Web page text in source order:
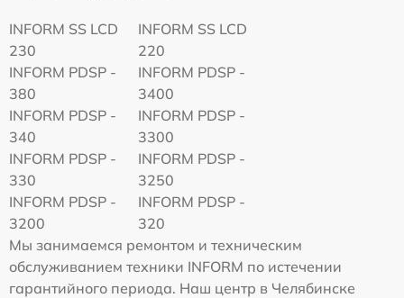
INFORM SS LCD
230
INFORM SS LCD
220
INFORM PDSP -
380
INFORM PDSP -
3400
INFORM PDSP -
340
INFORM PDSP -
3300
INFORM PDSP -
330
INFORM PDSP -
3250
INFORM PDSP -
3200
INFORM PDSP -
320
Мы занимаемся ремонтом и техническим
обслуживанием техники INFORM по истечении
гарантийного периода. Наш центр в Челябинске